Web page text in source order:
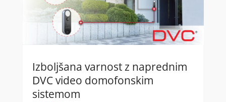
Izboljšana varnost z naprednim
DVC video domofonskim
sistemom